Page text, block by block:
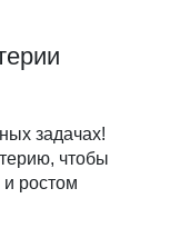
задачах!
чтобы
и ростом